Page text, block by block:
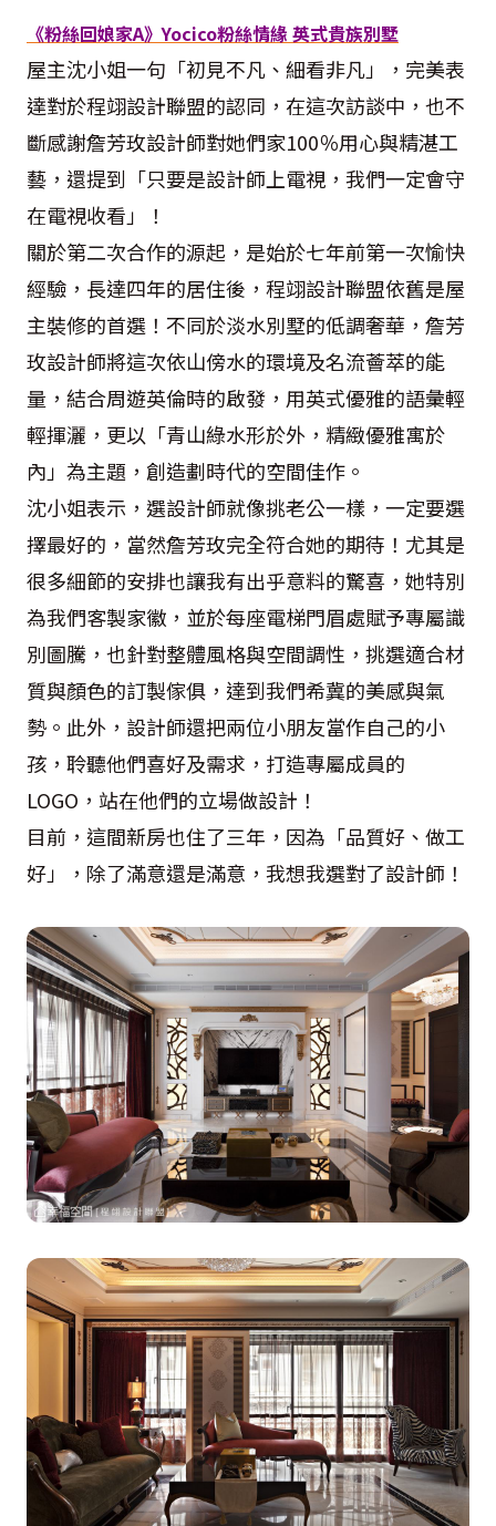
《粉絲回娘家A》Yocico粉絲情緣 英式貴族別墅
屋主沈小姐一句「初見不凡、細看非凡」，完美表
達對於程翊設計聯盟的認同，在這次訪談中，也不
斷感謝詹芳玫設計師對她們家100％用心與精湛工
藝，還提到「只要是設計師上電視，我們一定會守
在電視收看」！
關於第二次合作的源起，是始於七年前第一次愉快
經驗，長達四年的居住後，程翊設計聯盟依舊是屋
主裝修的首選！不同於淡水別墅的低調奢華，詹芳
玫設計師將這次依山傍水的環境及名流薈萃的能
量，結合周遊英倫時的啟發，用英式優雅的語彙輕
輕揮灑，更以「青山綠水形於外，精緻優雅寓於
內」為主題，創造劃時代的空間佳作。
沈小姐表示，選設計師就像挑老公一樣，一定要選
擇最好的，當然詹芳玫完全符合她的期待！尤其是
很多細節的安排也讓我有出乎意料的驚喜，她特別
為我們客製家徽，並於每座電梯門眉處賦予專屬識
別圖騰，也針對整體風格與空間調性，挑選適合材
質與顏色的訂製傢俱，達到我們希冀的美感與氣
勢。此外，設計師還把兩位小朋友當作自己的小
孩，聆聽他們喜好及需求，打造專屬成員的
LOGO，站在他們的立場做設計！
目前，這間新房也住了三年，因為「品質好、做工
好」，除了滿意還是滿意，我想我選對了設計師！